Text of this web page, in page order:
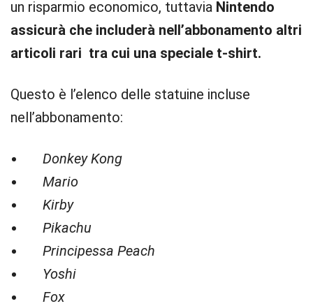
un risparmio economico, tuttavia Nintendo
assicurà che includerà nell’abbonamento altri
articoli rari tra cui una speciale t-shirt.
Questo è l’elenco delle statuine incluse
nell’abbonamento:
Donkey Kong
Mario
Kirby
Pikachu
Principessa Peach
Yoshi
Fox